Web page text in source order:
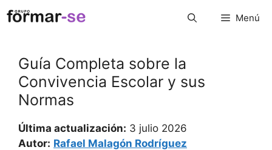
Saltar
al
Menú
Guía Completa sobre la
Convivencia Escolar y sus
Normas
Última actualización: 3 julio 2026
Autor: Rafael Malagón Rodríguez